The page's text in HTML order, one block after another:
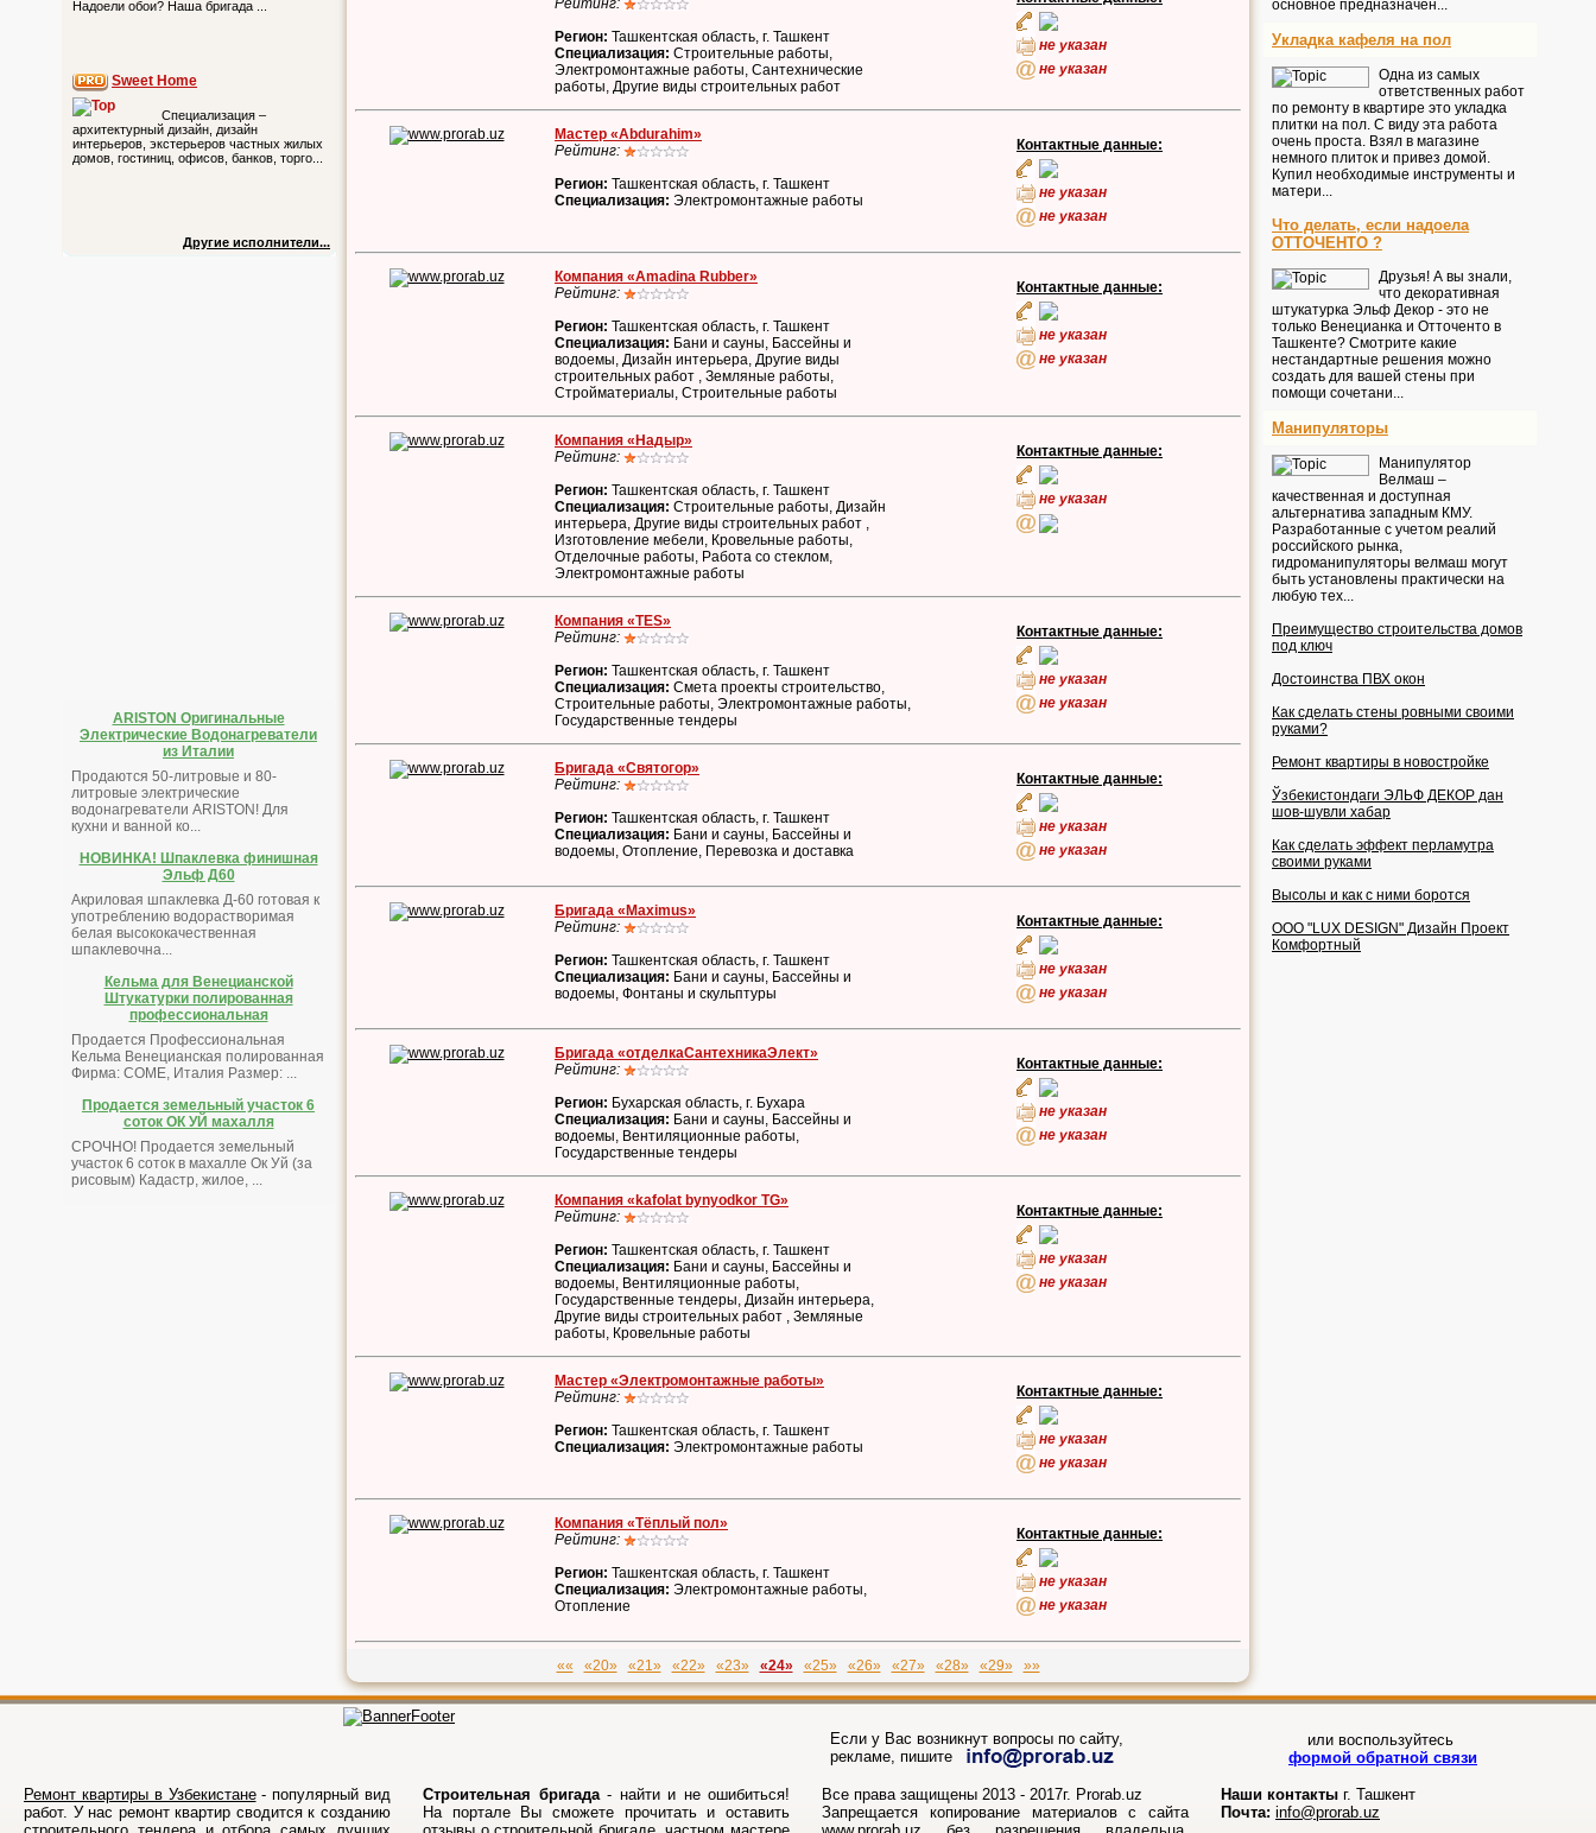
Надоели обои? Наша бригада ...
Sweet Home
Специализация –
архитектурный дизайн, дизайн
интерьеров, экстерьеров частных жилых
домов, гостиниц, офисов, банков, торго...
Другие исполнители...
ARISTON Оригинальные
Электрические Водонагреватели
из Италии
Продаются 50-литровые и 80-
литровые электрические
водонагреватели ARISTON! Для
кухни и ванной ко...
НОВИНКА! Шпаклевка финишная
Эльф Д60
Акриловая шпаклевка Д-60 готовая к
употреблению водорастворимая
белая высококачественная
шпаклевочна...
Кельма для Венецианской
Штукатурки полированная
профессиональная
Продается Профессиональная
Кельма Венецианская полированная
Фирма: COME, Италия Размер: ...
Продается земельный участок 6
соток ОК УЙ махалля
СРОЧНО! Продается земельный
участок 6 соток в махалле Ок Уй (за
рисовым) Кадастр, жилое, ...
Рейтинг:
Регион: Ташкентская область, г. Ташкент
Специализация: Строительные работы,
Электромонтажные работы, Сантехнические
работы, Другие виды строительных работ
не указан
не указан
Мастер «Abdurahim»
Рейтинг:
Регион: Ташкентская область, г. Ташкент
Специализация: Электромонтажные работы
Контактные данные:
не указан
не указан
Компания «Amadina Rubber»
Рейтинг:
Регион: Ташкентская область, г. Ташкент
Специализация: Бани и сауны, Бассейны и
водоемы, Дизайн интерьера, Другие виды
строительных работ , Земляные работы,
Стройматериалы, Строительные работы
Контактные данные:
не указан
не указан
Компания «Надыр»
Рейтинг:
Регион: Ташкентская область, г. Ташкент
Специализация: Строительные работы, Дизайн
интерьера, Другие виды строительных работ ,
Изготовление мебели, Кровельные работы,
Отделочные работы, Работа со стеклом,
Электромонтажные работы
Контактные данные:
не указан
Компания «TES»
Рейтинг:
Регион: Ташкентская область, г. Ташкент
Специализация: Смета проекты строительство,
Строительные работы, Электромонтажные работы,
Государственные тендеры
Контактные данные:
не указан
не указан
Бригада «Святогор»
Рейтинг:
Регион: Ташкентская область, г. Ташкент
Специализация: Бани и сауны, Бассейны и
водоемы, Отопление, Перевозка и доставка
Контактные данные:
не указан
не указан
Бригада «Maximus»
Рейтинг:
Регион: Ташкентская область, г. Ташкент
Специализация: Бани и сауны, Бассейны и
водоемы, Фонтаны и скульптуры
Контактные данные:
не указан
не указан
Бригада «отделкаСантехникаЭлект»
Рейтинг:
Регион: Бухарская область, г. Бухара
Специализация: Бани и сауны, Бассейны и
водоемы, Вентиляционные работы,
Государственные тендеры
Контактные данные:
не указан
не указан
Компания «kafolat bynyodkor TG»
Рейтинг:
Регион: Ташкентская область, г. Ташкент
Специализация: Бани и сауны, Бассейны и
водоемы, Вентиляционные работы,
Государственные тендеры, Дизайн интерьера,
Другие виды строительных работ , Земляные
работы, Кровельные работы
Контактные данные:
не указан
не указан
Мастер «Электромонтажные работы»
Рейтинг:
Регион: Ташкентская область, г. Ташкент
Специализация: Электромонтажные работы
Контактные данные:
не указан
не указан
Компания «Тёплый пол»
Рейтинг:
Регион: Ташкентская область, г. Ташкент
Специализация: Электромонтажные работы,
Отопление
Контактные данные:
не указан
не указан
«« «20» «21» «22» «23» «24» «25» «26» «27» «28» «29» »»
основное предназначен...
Укладка кафеля на пол
Одна из самых
ответственных работ
по ремонту в квартире это укладка
плитки на пол. С виду эта работа
очень проста. Взял в магазине
немного плиток и привез домой.
Купил необходимые инструменты и
матери...
Что делать, если надоела
ОТТОЧЕНТО ?
Друзья! А вы знали,
что декоративная
штукатурка Эльф Декор - это не
только Венецианка и Отточенто в
Ташкенте? Смотрите какие
нестандартные решения можно
создать для вашей стены при
помощи сочетани...
Манипуляторы
Манипулятор
Велмаш –
качественная и доступная
альтернатива западным КМУ.
Разработанные с учетом реалий
российского рынка,
гидроманипуляторы велмаш могут
быть установлены практически на
любую тех...
Преимущество строительства домов
под ключ
Достоинства ПВХ окон
Как сделать стены ровными своими
руками?
Ремонт квартиры в новостройке
Ўзбекистондаги ЭЛЬФ ДЕКОР дан
шов-шувли хабар
Как сделать эффект перламутра
своими руками
Высолы и как с ними боротся
OOO "LUX DESIGN" Дизайн Проект
Комфортный
Если у Вас возникнут вопросы по сайту,
рекламе, пишите
или воспользуйтесь
формой обратной связи
Ремонт квартиры в Узбекистане- популярный вид
работ. У нас ремонт квартир сводится к созданию
Строительная бригада- найти и не ошибиться!
На порталe Вы сможете прочитать и оставить
Все права защищены 2013 - 2017г. Prorab.uz
Запрещается копирование материалов с сайта
Наши контакты г. Ташкент
Почта: info@prorab.uz